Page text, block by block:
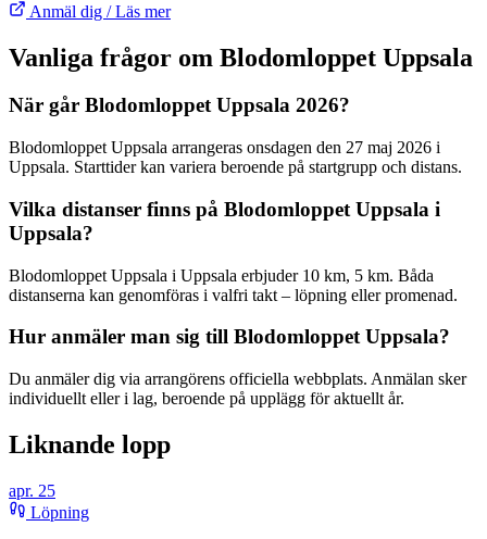
Anmäl dig / Läs mer
Vanliga frågor om Blodomloppet Uppsala
När går Blodomloppet Uppsala 2026?
Blodomloppet Uppsala arrangeras onsdagen den 27 maj 2026 i
Uppsala. Starttider kan variera beroende på startgrupp och distans.
Vilka distanser finns på Blodomloppet Uppsala i
Uppsala?
Blodomloppet Uppsala i Uppsala erbjuder 10 km, 5 km. Båda
distanserna kan genomföras i valfri takt – löpning eller promenad.
Hur anmäler man sig till Blodomloppet Uppsala?
Du anmäler dig via arrangörens officiella webbplats. Anmälan sker
individuellt eller i lag, beroende på upplägg för aktuellt år.
Liknande lopp
apr. 25
Löpning